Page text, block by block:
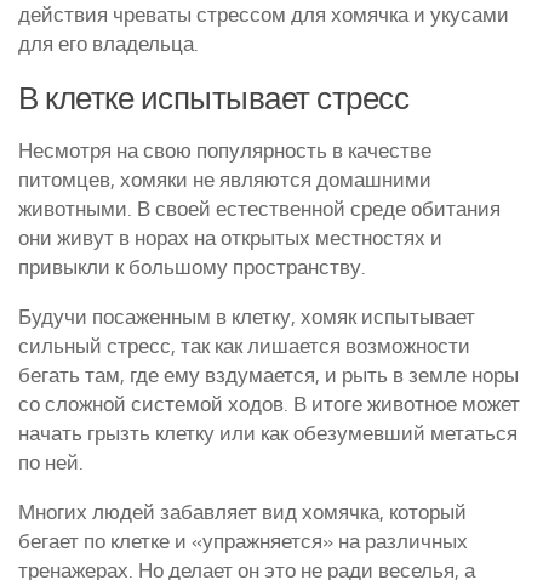
действия чреваты стрессом для хомячка и укусами
для его владельца.
В клетке испытывает стресс
Несмотря на свою популярность в качестве
питомцев, хомяки не являются домашними
животными. В своей естественной среде обитания
они живут в норах на открытых местностях и
привыкли к большому пространству.
Будучи посаженным в клетку, хомяк испытывает
сильный стресс, так как лишается возможности
бегать там, где ему вздумается, и рыть в земле норы
со сложной системой ходов. В итоге животное может
начать грызть клетку или как обезумевший метаться
по ней.
Многих людей забавляет вид хомячка, который
бегает по клетке и «упражняется» на различных
тренажерах. Но делает он это не ради веселья, а